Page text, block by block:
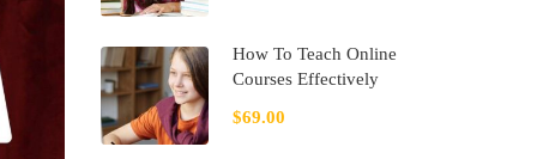
How To Teach Online
Courses Effectively
$69.00